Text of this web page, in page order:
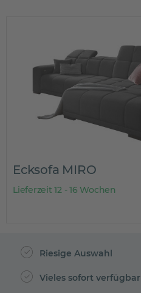
Ecksofa MIRO
Lieferzeit 12 - 16 Wochen
Riesige Auswahl
Vieles sofort verfügbar